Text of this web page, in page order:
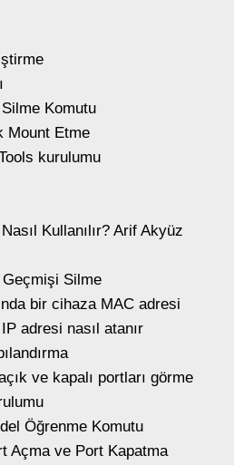
Komutu
Mount Etme
kurulumu
Kullanılır? Arif Akyüz
Geçmişi Silme
bir cihaza MAC adresi
adresi nasıl atanır
ve kapalı portları görme
Öğrenme Komutu
Açma ve Port Kapatma